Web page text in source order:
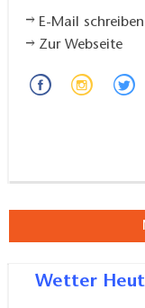
E-Mail schreiben
Zur Webseite
Wetter